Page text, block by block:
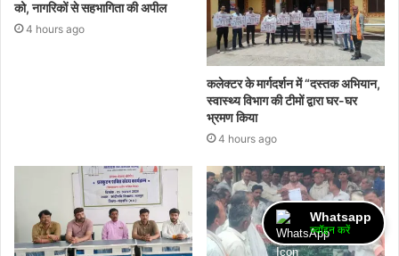
को, नागरिकों से सहभागिता की अपील
4 hours ago
कलेक्टर के मार्गदर्शन में “दस्तक अभियान,‌
स्वास्थ्य विभाग की टीमों द्वारा घर-घर
भ्रमण किया
4 hours ago
Whatsapp
ज्वॉइन करें